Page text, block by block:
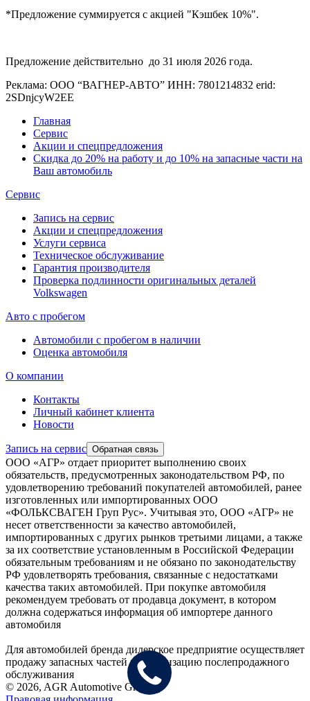
*Предложение суммируется с акцией "Кэшбек 10%".
Предложение действительно до 31 июля 2026 года.
Реклама: ООО “ВАГНЕР-АВТО” ИНН: 7801214832 erid:
2SDnjcyW2EE
Главная
Сервис
Акции и спецпредложения
Скидка до 20% на работу и до 10% на запасные части на
Ваш автомобиль
Сервис
Запись на сервис
Акции и спецпредложения
Услуги сервиса
Техническое обслуживание
Гарантия производителя
Проверка подлинности оригинальных деталей
Volkswagen
Авто с пробегом
Автомобили с пробегом в наличии
Оценка автомобиля
О компании
Контакты
Личный кабинет клиента
Новости
Запись на сервис Обратная связь
ООО «АГР» отдает приоритет выполнению своих
обязательств, предусмотренных законодательством РФ, по
удовлетворению требований покупателей автомобилей, ранее
изготовленных или импортированных ООО
«ФОЛЬКСВАГЕН Груп Рус». Учитывая это, ООО «АГР» не
несет ответственности за качество автомобилей,
импортированных с других рынков третьими лицами, а также
за их соответствие установленным в Российской Федерации
обязательным требованиям и не обязано по законодательству
РФ удовлетворять требования, связанные с недостатками
качества таких автомобилей. При покупке автомобиля
рекомендуем требовать от продавца документ, в котором
должна содержаться информация об импортере данного
автомобиля
Для автомобилей бренда дилерское предприятие осуществляет
продажу запасных частей и организацию послепродажного
обслуживания
© 2026, AGR Automotive Group.